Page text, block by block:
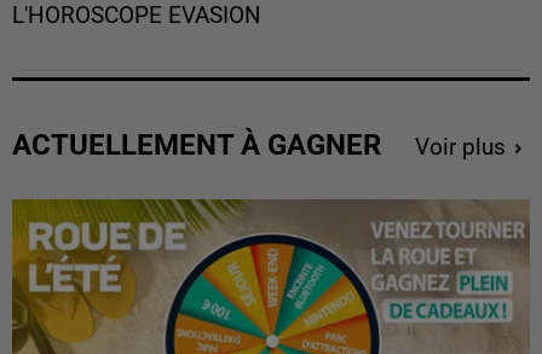
L'HOROSCOPE EVASION
ACTUELLEMENT À GAGNER Voir plus